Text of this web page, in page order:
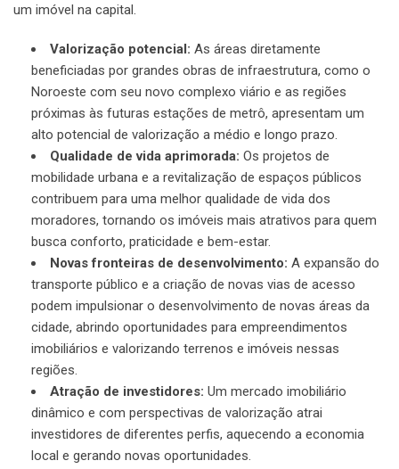
um imóvel na capital.
Valorização potencial: As áreas diretamente
beneficiadas por grandes obras de infraestrutura, como o
Noroeste com seu novo complexo viário e as regiões
próximas às futuras estações de metrô, apresentam um
alto potencial de valorização a médio e longo prazo.
Qualidade de vida aprimorada: Os projetos de
mobilidade urbana e a revitalização de espaços públicos
contribuem para uma melhor qualidade de vida dos
moradores, tornando os imóveis mais atrativos para quem
busca conforto, praticidade e bem-estar.
Novas fronteiras de desenvolvimento: A expansão do
transporte público e a criação de novas vias de acesso
podem impulsionar o desenvolvimento de novas áreas da
cidade, abrindo oportunidades para empreendimentos
imobiliários e valorizando terrenos e imóveis nessas
regiões.
Atração de investidores: Um mercado imobiliário
dinâmico e com perspectivas de valorização atrai
investidores de diferentes perfis, aquecendo a economia
local e gerando novas oportunidades.